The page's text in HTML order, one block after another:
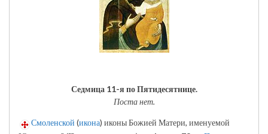
Седмица 11-я по Пятидесятнице.
Поста нет.
Смоленской (икона) иконы Божией Матери, именуемой